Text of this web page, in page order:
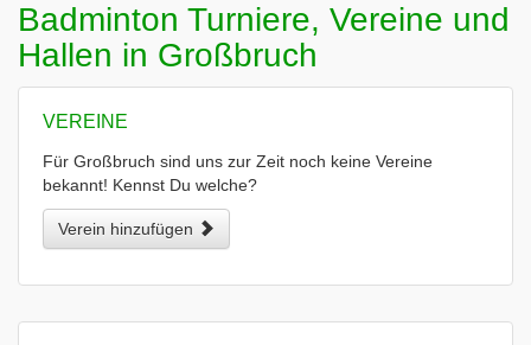
Badminton Turniere, Vereine und
Hallen in Großbruch
VEREINE
Für Großbruch sind uns zur Zeit noch keine Vereine
bekannt! Kennst Du welche?
Verein hinzufügen